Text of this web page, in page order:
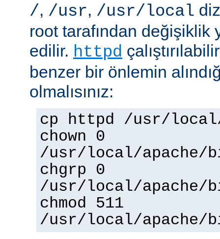
/, /usr, /usr/local
root tarafından değişiklik
edilir. httpd
benzer bir önlemin
olmalısınız:
cp httpd /usr/
chown 0
/usr/local/apache/
chgrp 0
/usr/local/apache/
chmod 511
/usr/local/apache/